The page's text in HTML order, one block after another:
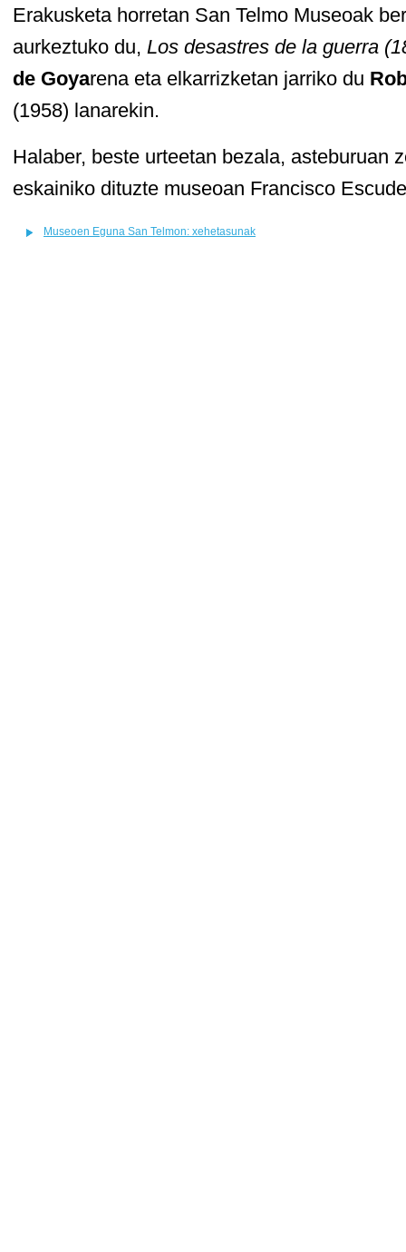
Erakusketa horretan San Telmo Museoak
aurkeztuko du, Los desastres de la guerra
de Goyarena eta elkarrizketan jarriko du
(1958) lanarekin.
Halaber, beste urteetan bezala, asteburuan
eskainiko dituzte museoan Francisco
Museoen Eguna San Telmon: xehetasunak